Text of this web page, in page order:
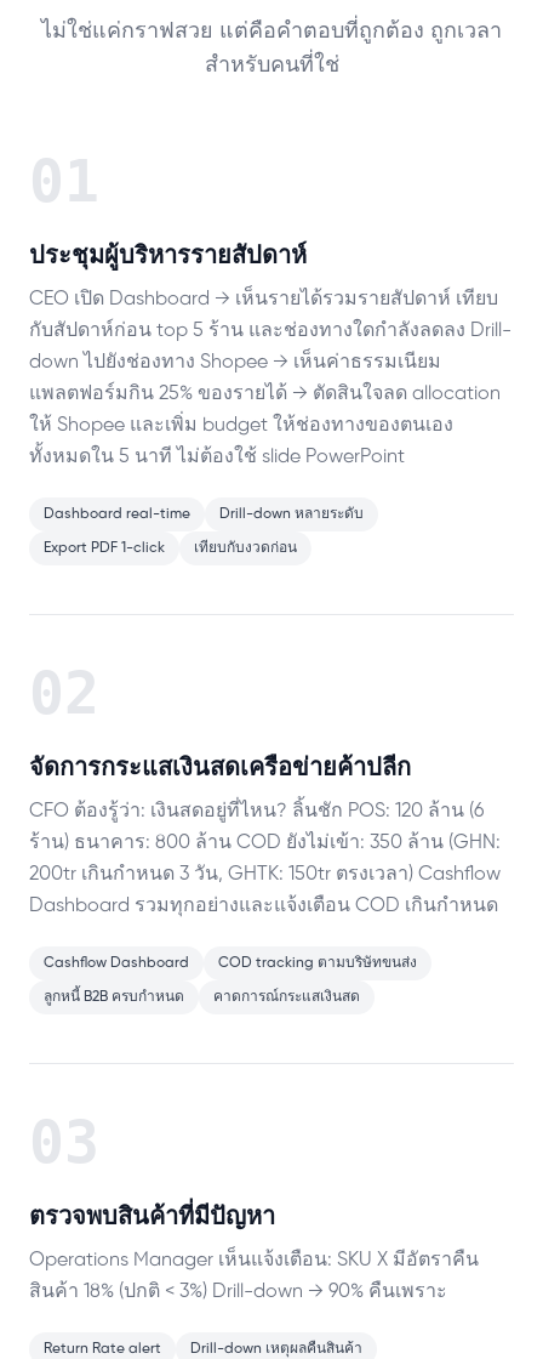
ไม่ใช่แค่กราฟสวย แต่คือคำตอบที่ถูกต้อง ถูกเวลา
สำหรับคนที่ใช่
01
ประชุมผู้บริหารรายสัปดาห์
CEO เปิด Dashboard → เห็นรายได้รวมรายสัปดาห์ เทียบ
กับสัปดาห์ก่อน top 5 ร้าน และช่องทางใดกำลังลดลง Drill-
down ไปยังช่องทาง Shopee → เห็นค่าธรรมเนียม
แพลตฟอร์มกิน 25% ของรายได้ → ตัดสินใจลด allocation
ให้ Shopee และเพิ่ม budget ให้ช่องทางของตนเอง
ทั้งหมดใน 5 นาที ไม่ต้องใช้ slide PowerPoint
Dashboard real-time Drill-down หลายระดับ
Export PDF 1-click เทียบกับงวดก่อน
02
จัดการกระแสเงินสดเครือข่ายค้าปลีก
CFO ต้องรู้ว่า: เงินสดอยู่ที่ไหน? ลิ้นชัก POS: 120 ล้าน (6
ร้าน) ธนาคาร: 800 ล้าน COD ยังไม่เข้า: 350 ล้าน (GHN:
200tr เกินกำหนด 3 วัน, GHTK: 150tr ตรงเวลา) Cashflow
Dashboard รวมทุกอย่างและแจ้งเตือน COD เกินกำหนด
Cashflow Dashboard COD tracking ตามบริษัทขนส่ง
ลูกหนี้ B2B ครบกำหนด คาดการณ์กระแสเงินสด
03
ตรวจพบสินค้าที่มีปัญหา
Operations Manager เห็นแจ้งเตือน: SKU X มีอัตราคืน
สินค้า 18% (ปกติ < 3%) Drill-down → 90% คืนเพราะ
Return Rate alert Drill-down เหตุผลคืนสินค้า